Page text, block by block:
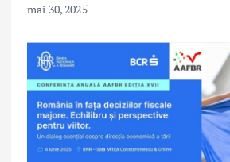
mai 30, 2025